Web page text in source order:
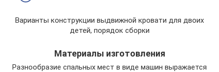
Варианты конструкции выдвижной кровати для двоих
детей, порядок сборки
Материалы изготовления
Разнообразие спальных мест в виде машин выражается